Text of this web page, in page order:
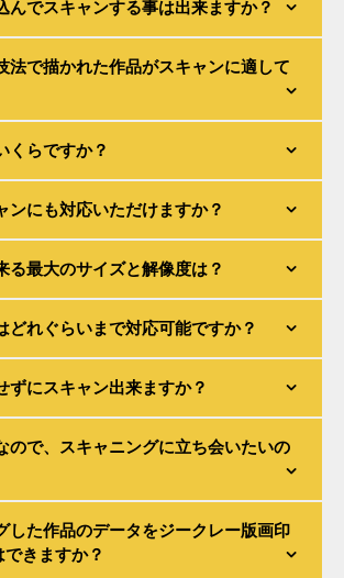
感や素材の質感などを忠実かつ鮮明にスキャン
んでスキャンする事は出来ますか？
ング作業は当サイト下部に記載がございます、
ィスにて行っておりますので、事前にお電話に
上でお越しいただければ、その場でスキャンす
法で描かれた作品がスキャンに適して
画、デッサン、アクリル画、イラストは勿論、
ーのような特殊なサイズの作品、更には木目や
等美術品以外の対象まで幅広くスキャン可能で
くらですか？
て料金が決まっております。A3サイズ以内の作
にスキャンすることでスキャン料金を抑える事
大きな作品を10点以上ご注文頂く場合、段階的
ンにも対応いただけますか？
特急料金にて対応させていただいております。
既存のバックオーダーより優先して作業を行い
よりますが最短で当日での納品も可能です。特
る最大のサイズと解像度は？
のサイズが1524mm×914mmまでになります。
数回に分けてスキャニングし合成、またはカメ
す。料金は別途ご相談ください。また解像度は
どれぐらいまで対応可能ですか？
です。それ以上の厚みは撮影での対応になりま
ずにスキャン出来ますか？
ヘッドスキャナーを用いますので、接触せずに
可能です。大事な作品に傷がつくリスクはほと
安心してお任せください。
ので、スキャニングに立ち会いたいの
実際にお持ち込みいただければ、お客様の目の
いただきます。接触や取り扱いが不安な方はお
い。
した作品のデータをジークレー版画印
きますか？